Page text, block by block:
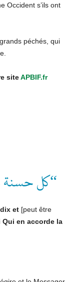
Occident s’ils ont
péchés, qui
siteAPBIF.fr
“كل حسنة
et [peut être
en accorde la